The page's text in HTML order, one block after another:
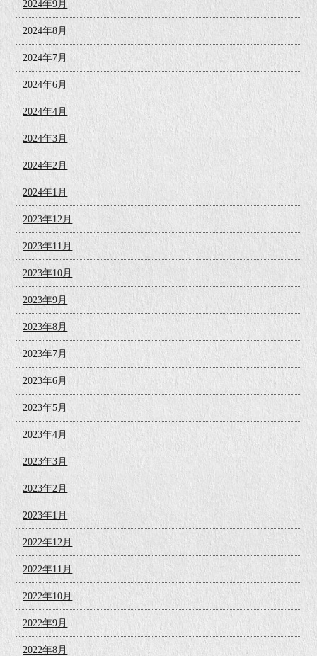
2024年9月
2024年8月
2024年7月
2024年6月
2024年4月
2024年3月
2024年2月
2024年1月
2023年12月
2023年11月
2023年10月
2023年9月
2023年8月
2023年7月
2023年6月
2023年5月
2023年4月
2023年3月
2023年2月
2023年1月
2022年12月
2022年11月
2022年10月
2022年9月
2022年8月